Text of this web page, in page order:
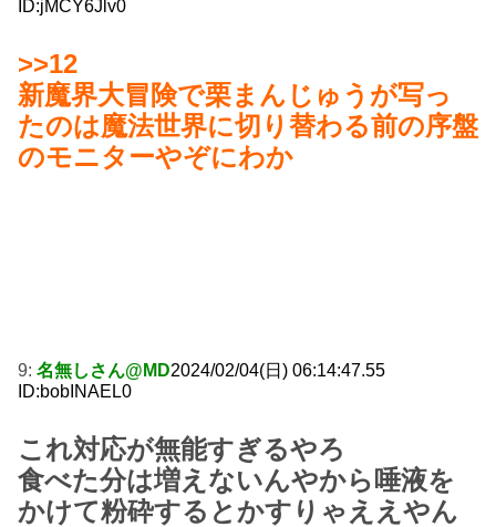
ID:jMCY6Jlv0
>>12
新魔界大冒険で栗まんじゅうが写っ
たのは魔法世界に切り替わる前の序盤
のモニターやぞにわか
9: 名無しさん@MD2024/02/04(日) 06:14:47.55
ID:bobINAEL0
これ対応が無能すぎるやろ
食べた分は増えないんやから唾液を
かけて粉砕するとかすりゃええやん